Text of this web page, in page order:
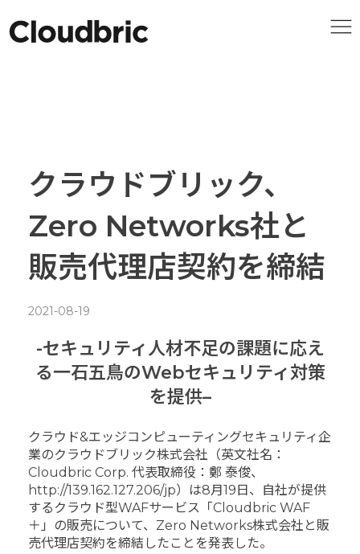
クラウドブリック、
Zero Networks社と
販売代理店契約を締結
2021-08-19
-セキュリティ人材不足の課題に応え
る一石五鳥のWebセキュリティ対策
を提供–
クラウド&エッジコンピューティングセキュリティ企
業のクラウドブリック株式会社（英文社名：
Cloudbric Corp. 代表取締役：鄭 泰俊、
http://139.162.127.206/jp）は8月19日、自社が提供
するクラウド型WAFサービス「Cloudbric WAF
＋」の販売について、Zero Networks株式会社と販
売代理店契約を締結したことを発表した。